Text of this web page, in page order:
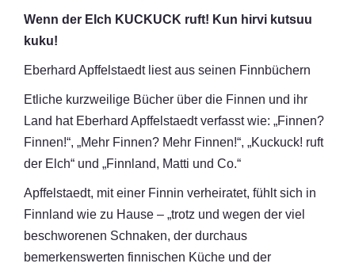
Wenn der Elch KUCKUCK ruft! Kun hirvi kutsuu
kuku!
Eberhard Apffelstaedt liest aus seinen Finnbüchern
Etliche kurzweilige Bücher über die Finnen und ihr
Land hat Eberhard Apffelstaedt verfasst wie: „Finnen?
Finnen!“, „Mehr Finnen? Mehr Finnen!“, „Kuckuck! ruft
der Elch“ und „Finnland, Matti und Co.“
Apffelstaedt, mit einer Finnin verheiratet, fühlt sich in
Finnland wie zu Hause – „trotz und wegen der viel
beschworenen Schnaken, der durchaus
bemerkenswerten finnischen Küche und der